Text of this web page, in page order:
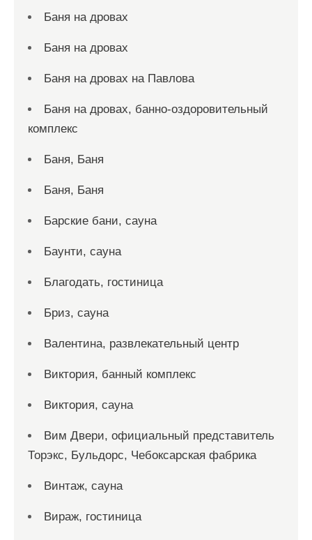
Баня на дровах
Баня на дровах
Баня на дровах на Павлова
Баня на дровах, банно-оздоровительный
комплекс
Баня, Баня
Баня, Баня
Барские бани, сауна
Баунти, сауна
Благодать, гостиница
Бриз, сауна
Валентина, развлекательный центр
Виктория, банный комплекс
Виктория, сауна
Вим Двери, официальный представитель
Торэкс, Бульдорс, Чебоксарская фабрика
Винтаж, сауна
Вираж, гостиница